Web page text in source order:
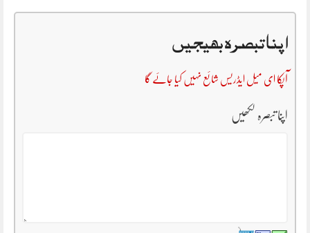
اپنا تبصرہ بھیجیں
آپکا ای میل ایڈریس شائع نہیں کیا جائے گا
اپنا تبصرہ لکھیں